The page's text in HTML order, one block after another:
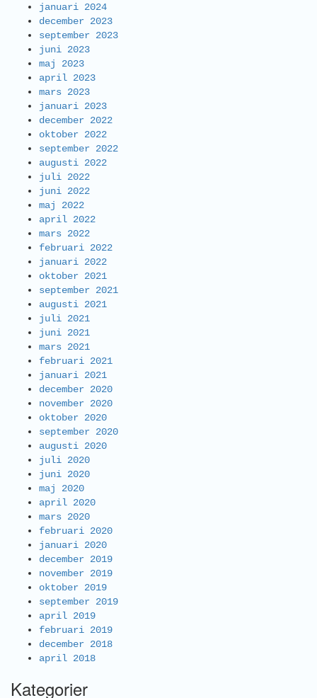
januari 2024
december 2023
september 2023
juni 2023
maj 2023
april 2023
mars 2023
januari 2023
december 2022
oktober 2022
september 2022
augusti 2022
juli 2022
juni 2022
maj 2022
april 2022
mars 2022
februari 2022
januari 2022
oktober 2021
september 2021
augusti 2021
juli 2021
juni 2021
mars 2021
februari 2021
januari 2021
december 2020
november 2020
oktober 2020
september 2020
augusti 2020
juli 2020
juni 2020
maj 2020
april 2020
mars 2020
februari 2020
januari 2020
december 2019
november 2019
oktober 2019
september 2019
april 2019
februari 2019
december 2018
april 2018
Kategorier